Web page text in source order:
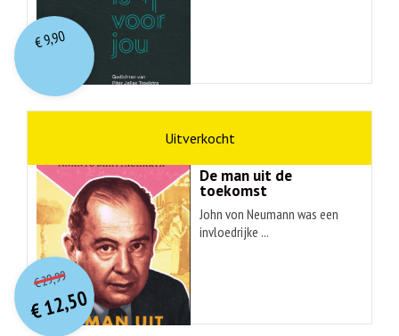
€9,90
De man uit de
toekomst
John von Neumann was een
invloedrijke ...
€29,99O
orspr
onkelijke
prijs
was:
€ 29,99.
€12,50
Huidige
prijs
is:€ 12,50.